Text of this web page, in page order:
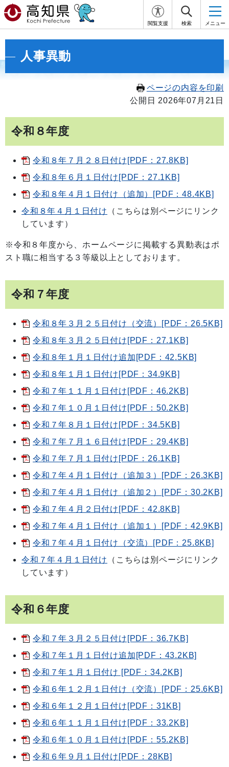
閲覧支援 検索 メニュー
人事異動
ページの内容を印刷
公開日 2026年07月21日
令和８年度
令和８年７月２８日付け[PDF：27.8KB]
令和８年６月１日付け[PDF：27.1KB]
令和８年４月１日付け（追加）[PDF：48.4KB]
令和８年４月１日付け
（こちらは別ページにリンク
しています）
※令和８年度から、ホームページに掲載する異動表はポ
スト職に相当する３等級以上としております。
令和７年度
令和８年３月２５日付け（交流）[PDF：26.5KB]
令和８年３月２５日付け[PDF：27.1KB]
令和８年１月１日付け追加[PDF：42.5KB]
令和８年１月１日付け[PDF：34.9KB]
令和７年１１月１日付け[PDF：46.2KB]
令和７年１０月１日付け[PDF：50.2KB]
令和７年８月１日付け[PDF：34.5KB]
令和７年７月１６日付け[PDF：29.4KB]
令和７年７月１日付け[PDF：26.1KB]
令和７年４月１日付け（追加３）[PDF：26.3KB]
令和７年４月１日付け（追加２）[PDF：30.2KB]
令和７年４月２日付け[PDF：42.8KB]
令和７年４月１日付け（追加１）[PDF：42.9KB]
令和７年４月１日付け（交流）[PDF：25.8KB]
令和７年４月１日付け
（こちらは別ページにリンク
しています）
令和６年度
令和７年３月２５日付け[PDF：36.7KB]
令和７年１月１日付け追加[PDF：43.2KB]
令和７年１月１日付け [PDF：34.2KB]
令和６年１２月１日付け（交流）[PDF：25.6KB]
令和６年１２月１日付け[PDF：31KB]
令和６年１１月１日付け[PDF：33.2KB]
令和６年１０月１日付け[PDF：55.2KB]
令和６年９月１日付け[PDF：28KB]